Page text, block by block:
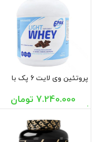
پروتئین وی لایت 6 پک با
1800 گرم7.240.000 تومان